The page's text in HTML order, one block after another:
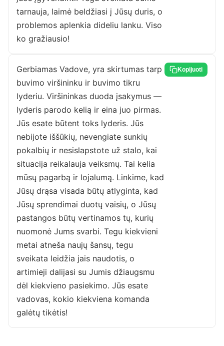
tarnauja, laimė beldžiasi į Jūsų duris, o
problemos aplenkia dideliu lanku. Viso
ko gražiausio!
Gerbiamas Vadove, yra skirtumas tarp
buvimo viršininku ir buvimo tikru
lyderiu. Viršininkas duoda įsakymus —
lyderis parodo kelią ir eina juo pirmas.
Jūs esate būtent toks lyderis. Jūs
nebijote iššūkių, nevengiate sunkių
pokalbių ir nesislapstote už stalo, kai
situacija reikalauja veiksmų. Tai kelia
mūsų pagarbą ir lojalumą. Linkime, kad
Jūsų drąsa visada būtų atlyginta, kad
Jūsų sprendimai duotų vaisių, o Jūsų
pastangos būtų vertinamos tų, kurių
nuomonė Jums svarbi. Tegu kiekvieni
metai atneša naujų šansų, tegu
sveikata leidžia jais naudotis, o
artimieji dalijasi su Jumis džiaugsmu
dėl kiekvieno pasiekimo. Jūs esate
vadovas, kokio kiekviena komanda
galėtų tikėtis!
Kopijuoti